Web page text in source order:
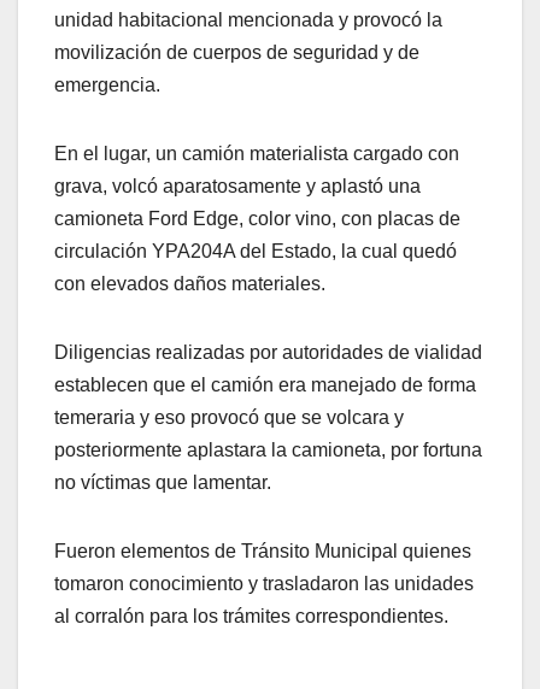
unidad habitacional mencionada y provocó la
movilización de cuerpos de seguridad y de
emergencia.
En el lugar, un camión materialista cargado con
grava, volcó aparatosamente y aplastó una
camioneta Ford Edge, color vino, con placas de
circulación YPA204A del Estado, la cual quedó
con elevados daños materiales.
Diligencias realizadas por autoridades de vialidad
establecen que el camión era manejado de forma
temeraria y eso provocó que se volcara y
posteriormente aplastara la camioneta, por fortuna
no víctimas que lamentar.
Fueron elementos de Tránsito Municipal quienes
tomaron conocimiento y trasladaron las unidades
al corralón para los trámites correspondientes.